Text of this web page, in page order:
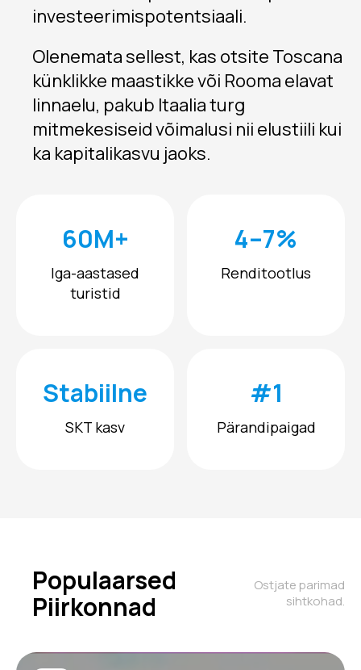
investeerimispotentsiaali.
Olenemata sellest, kas otsite Toscana
künklikke maastikke või Rooma elavat
linnaelu, pakub Itaalia turg
mitmekesiseid võimalusi nii elustiili kui
ka kapitalikasvu jaoks.
60M+
Iga-aastased
turistid
4–7%
Renditootlus
Stabiilne
SKT kasv
#1
Pärandipaigad
Populaarsed
Piirkonnad
Ostjate parimad
sihtkohad.